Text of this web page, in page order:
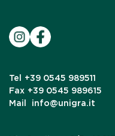
Tel
+39 0545 989511
Fax +39 0545 989615
Mail
info@unigra.it